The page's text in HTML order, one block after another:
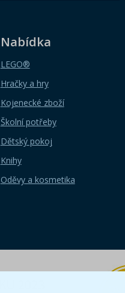
Nabídka
LEGO®
Hračky a hry
Kojenecké zboží
Školní potřeby
Dětský pokoj
Knihy
Oděvy a kosmetika